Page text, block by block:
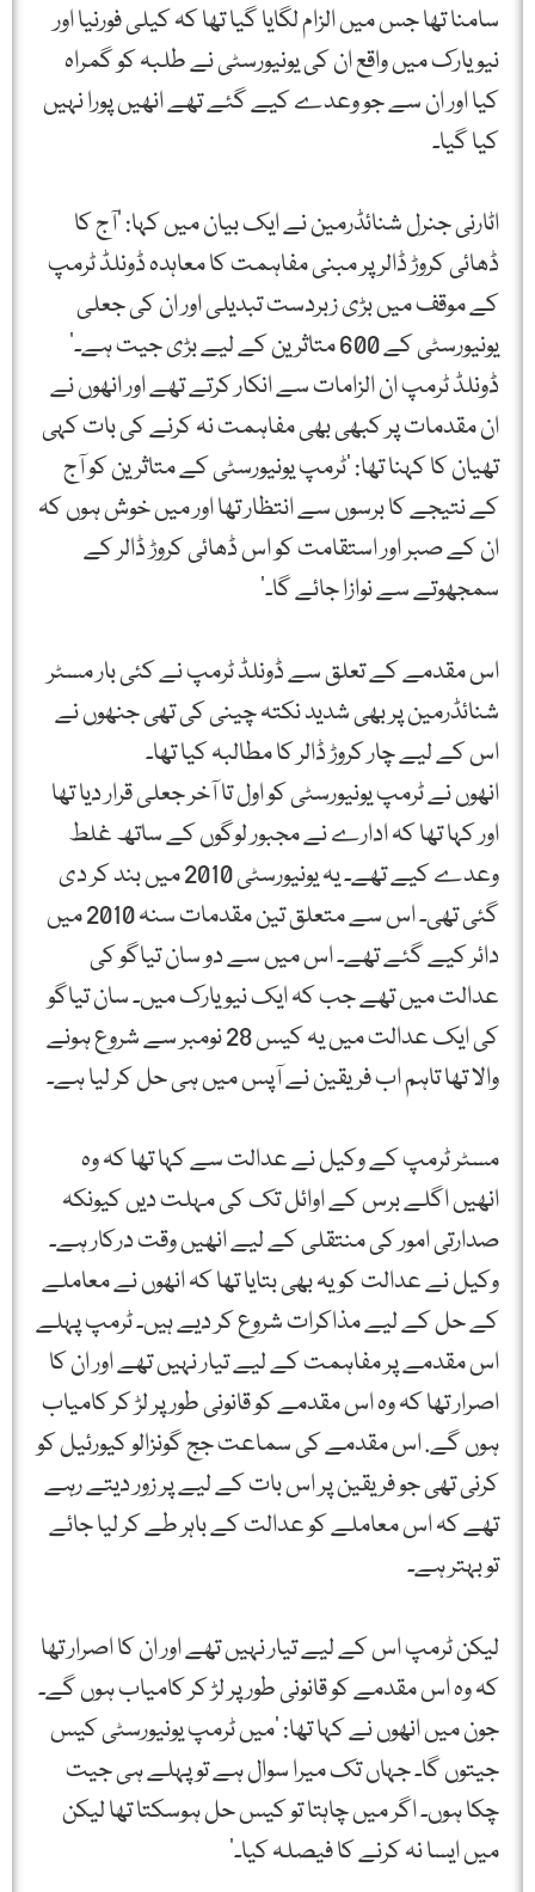
سامنا تھا جس میں الزام لگایا گیا تھا کہ کیلی فورنیا اور
نیویارک میں واقع ان کی یونیورسٹی نے طلبہ کو گمراہ
کیا اور ان سے جو وعدے کیے گئے تھے انھیں پورا نہیں
کیا گیا۔
اٹارنی جنرل شنائڈرمین نے ایک بیان میں کہا: ‘آج کا
ڈھائی کروڑ ڈالر پر مبنی مفاہمت کا معاہدہ ڈونلڈ ٹرمپ
کے موقف میں بڑی زبردست تبدیلی اور ان کی جعلی
یونیورسٹی کے 600 متاثرین کے لیے بڑی جیت ہے۔’
ڈونلڈ ٹرمپ ان الزامات سے انکار کرتے تھے اور انھوں نے
ان مقدمات پر کبھی بھی مفاہمت نہ کرنے کی بات کہی
تھیان کا کہنا تھا: ‘ٹرمپ یونیورسٹی کے متاثرین کو آج
کے نتیجے کا برسوں سے انتظار تھا اور میں خوش ہوں کہ
ان کے صبر اور استقامت کو اس ڈھائی کروڑ ڈالر کے
سمجھوتے سے نوازا جائے گا۔’
اس مقدمے کے تعلق سے ڈونلڈ ٹرمپ نے کئی بار مسٹر
شنائڈرمین پر بھی شدید نکتہ چینی کی تھی جنھوں نے
اس کے لیے چار کروڑ ڈالر کا مطالبہ کیا تھا۔
انھوں نے ٹرمپ یونیورسٹی کو اول تا آخر جعلی قرار دیا تھا
اور کہا تھا کہ ادارے نے مجبور لوگوں کے ساتھ غلط
وعدے کیے تھے۔ یہ یونیورسٹی 2010 میں بند کر دی
گئی تھی۔ اس سے متعلق تین مقدمات سنہ 2010 میں
دائر کیے گئے تھے۔ اس میں سے دو سان تیاگو کی
عدالت میں تھے جب کہ ایک نیو یارک میں۔ سان تیاگو
کی ایک عدالت میں یہ کیس 28 نومبر سے شروع ہونے
والا تھا تاہم اب فریقین نے آپس میں ہی حل کر لیا ہے۔
مسٹر ٹرمپ کے وکیل نے عدالت سے کہا تھا کہ وہ
انھیں اگلے برس کے اوائل تک کی مہلت دیں کیونکہ
صدارتی امور کی منتقلی کے لیے انھیں وقت درکار ہے۔
وکیل نے عدالت کو یہ بھی بتایا تھا کہ انھوں نے معاملے
کے حل کے لیے مذاکرات شروع کر دیے ہیں۔ ٹرمپ پہلے
اس مقدمے پر مفاہمت کے لیے تیار نہیں تھے اور ان کا
اصرار تھا کہ وہ اس مقدمے کو قانونی طور پر لڑ کر کامیاب
ہوں گے. اس مقدمے کی سماعت جج گونزالو کیورئیل کو
کرنی تھی جو فریقین پر اس بات کے لیے پر زور دیتے رہے
تھے کہ اس معاملے کو عدالت کے باہر طے کر لیا جائے
تو بہتر ہے۔
لیکن ٹرمپ اس کے لیے تیار نہیں تھے اور ان کا اصرار تھا
کہ وہ اس مقدمے کو قانونی طور پر لڑ کر کامیاب ہوں گے۔
جون میں انھوں نے کہا تھا: ‘میں ٹرمپ یونیورسٹی کیس
جیتوں گا۔ جہاں تک میرا سوال ہے تو پہلے ہی جیت
چکا ہوں۔ اگر میں چاہتا تو کیس حل ہوسکتا تھا لیکن
میں ایسا نہ کرنے کا فیصلہ کیا۔’